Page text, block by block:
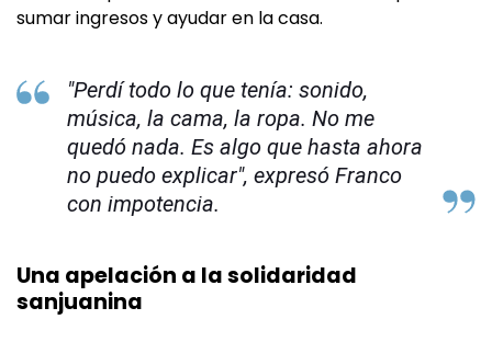
sumar ingresos y ayudar en la casa.
"Perdí todo lo que tenía: sonido,
música, la cama, la ropa. No me
quedó nada. Es algo que hasta ahora
no puedo explicar", expresó Franco
con impotencia.
Una apelación a la solidaridad
sanjuanina